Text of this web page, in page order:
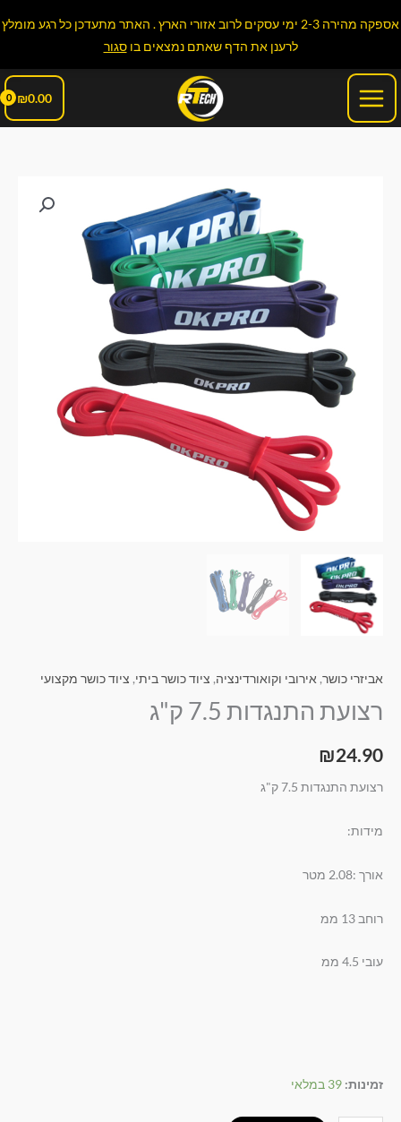
אספקה מהירה 2-3 ימי עסקים לרוב אזורי הארץ . האתר מתעדכן כל רגע מומלץ
לרענן את הדף שאתם נמצאים בוסגור
לתוכן
Main
Menu
₪0.00
אביזרי כושר, אירובי וקואורדינציה, ציוד כושר ביתי, ציוד כושר מקצועי
רצועת התנגדות 7.5 ק"ג
₪24.90
רצועת התנגדות 7.5 ק"ג
מידות:
אורך :2.08 מטר
רוחב 13 ממ
עובי 4.5 ממ
זמינות: 39 במלאי